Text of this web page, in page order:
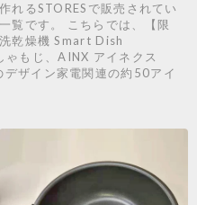
れるSTORESで販売されてい
覧です。 こちらでは、【限
乾燥機 Smart Dish
もじ、AINX アイネクス
ザイン家電関連の約50アイ